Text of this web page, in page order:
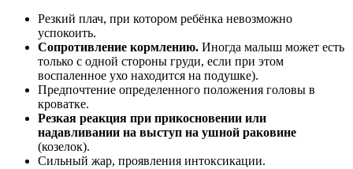
Резкий плач, при котором ребёнка невозможно
успокоить.
Сопротивление кормлению. Иногда малыш может есть
только с одной стороны груди, если при этом
воспаленное ухо находится на подушке).
Предпочтение определенного положения головы в
кроватке.
Резкая реакция при прикосновении или
надавливании на выступ на ушной раковине
(козелок).
Сильный жар, проявления интоксикации.